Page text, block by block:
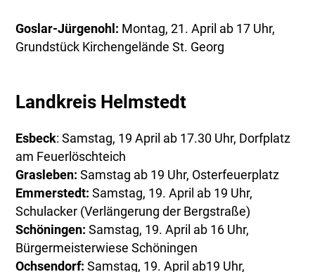
Goslar-Jürgenohl: Montag, 21. April ab 17 Uhr,
Grundstück Kirchengelände St. Georg
Landkreis Helmstedt
Esbeck: Samstag, 19 April ab 17.30 Uhr, Dorfplatz
am Feuerlöschteich
Grasleben: Samstag ab 19 Uhr, Osterfeuerplatz
Emmerstedt:Samstag, 19. April ab 19 Uhr,
Schulacker (Verlängerung der Bergstraße)
Schöningen: Samstag, 19. April ab 16 Uhr,
Bürgermeisterwiese Schöningen
Ochsendorf: Samstag, 19. April ab19 Uhr,